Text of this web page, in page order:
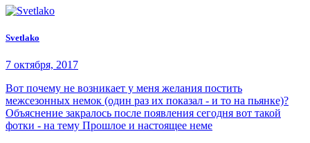
Svetlako
7 октября, 2017
Вот почему не возникает у меня желания постить
межсезонных немок (один раз их показал - и то на пьянке)?
Объяснение закралось после появления сегодня вот такой
фотки - на тему Прошлое и настоящее неме